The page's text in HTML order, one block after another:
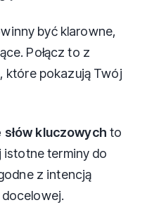
być klarowne,
Połącz to z
, które pokazują Twój
kluczowych to
istotne terminy do
z intencją